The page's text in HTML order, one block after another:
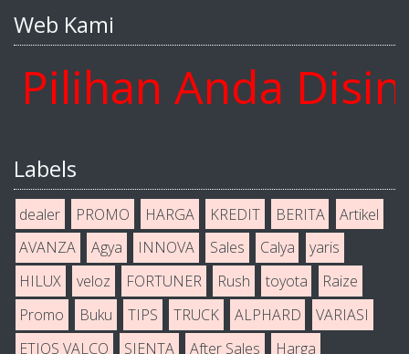
Web Kami
Anda Disini
Labels
dealer PROMO HARGA KREDIT BERITA
Artikel
AVANZA
Agya INNOVA Sales Calya
yaris
HILUX
veloz FORTUNER Rush toyota
Raize
Promo
Buku TIPS TRUCK ALPHARD
VARIASI
ETIOS VALCO
SIENTA After Sales
Harga